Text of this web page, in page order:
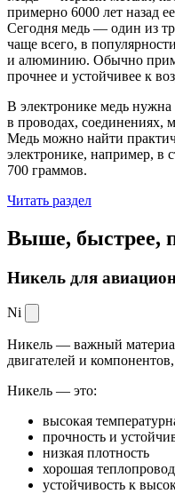
примерно 6000 лет назад
Сегодня медь — один из
чаще всего, в
и алюминию. Обычно
прочнее и устойчивее к
В электронике медь
в проводах, соединениях,
Медь можно найти
электронике, например, в
700 граммов.
Читать раздел
Выше, быстрее,
Никель для
Ni
Никель — важный
двигателей и
Никель — это:
высокая
прочность и
низкая плотность
хорошая
устойчивость к